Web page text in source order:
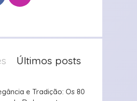
Últimos posts
e Tradição: Os 80
e Tradição: Os 80